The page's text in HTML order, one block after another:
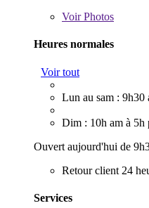
VoirPhotos
Heures normales
Voir tout
Lun au sam : 9h30
Dim : 10h am à 5h
Ouvert aujourd'hui de
Retour client 24
Services